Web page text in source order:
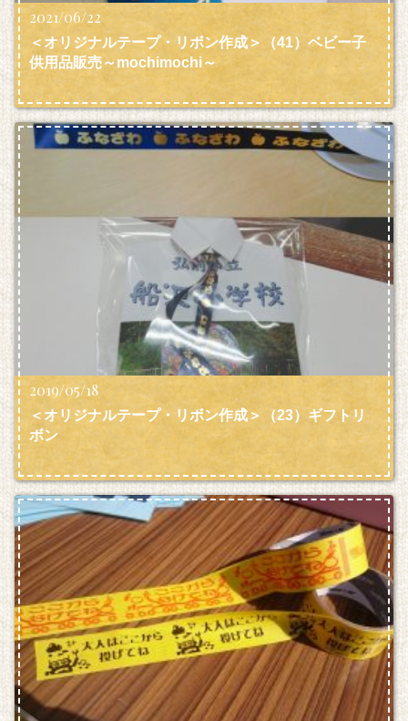
2021/06/22
＜オリジナルテープ・リボン作成＞（41）ベビー子
供用品販売～mochimochi～
2019/05/18
＜オリジナルテープ・リボン作成＞（23）ギフトリ
ボン